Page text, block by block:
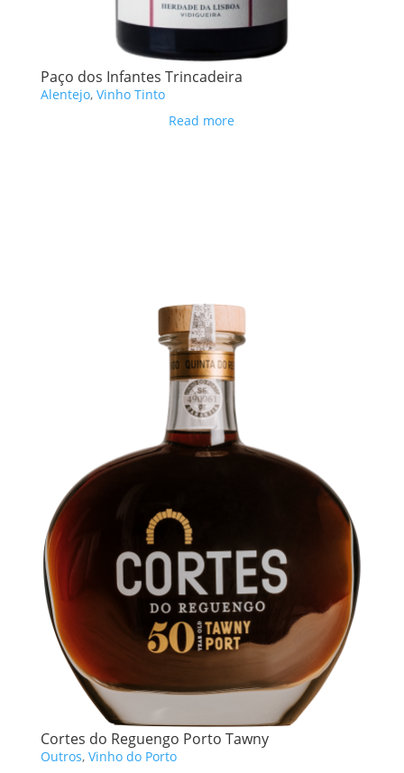
Paço dos Infantes Trincadeira
Alentejo, Vinho Tinto
Read more
Cortes do Reguengo Porto Tawny
Outros, Vinho do Porto